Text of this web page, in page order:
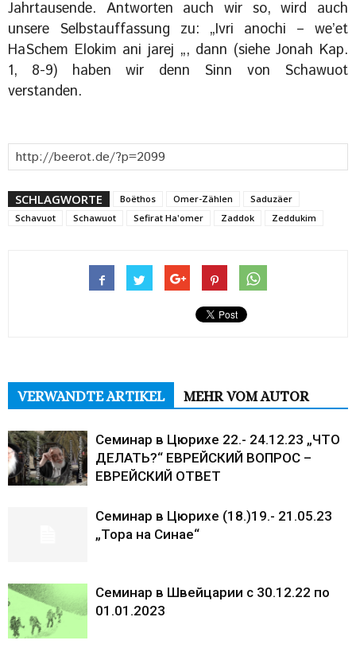
Jahrtausende. Antworten auch wir so, wird auch
unsere Selbstauffassung zu: „Ivri anochi – we’et
HaSchem Elokim ani jarej „, dann (siehe Jonah Kap.
1, 8-9) haben wir denn Sinn von Schawuot
verstanden.
SCHLAGWORTE Boëthos Omer-Zählen
Saduzäer
Schavuot
Schawuot Sefirat Ha'omer Zaddok Zeddukim
VERWANDTE ARTIKEL MEHR VOM AUTOR
Семинар в Цюрихе 22.- 24.12.23 „ЧТО
ДЕЛАТЬ?“ ЕВРЕЙСКИЙ ВОПРОС –
ЕВРЕЙСКИЙ ОТВЕТ
Семинар в Цюрихе (18.)19.- 21.05.23
„Тора на Синае“
Семинар в Швейцарии с 30.12.22 по
01.01.2023